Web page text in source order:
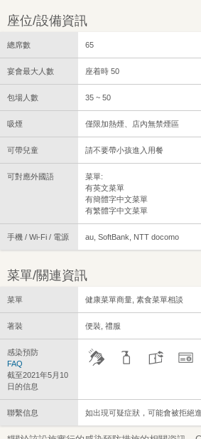
座位/設備資訊
總席數 65
宴會最大人數 座着時 50
包場人數 35 ~ 50
吸煙 僅限加熱煙、店內無禁煙區
可帶兒童 請不要帶小孩進入用餐
可對應外國語
菜單:
有英文菜單
有簡體字中文菜單
有繁體字中文菜單
手機 / Wi-Fi / 電源 au, SoftBank, NTT docomo
菜單/關連資訊
菜單 健康菜單商量, 素食菜單相談
著裝 便裝, 禮服
感染預防
FAQ
截至2021年5月10
日的信息
聯繫信息 如出現可疑症狀，可能會被拒絕進